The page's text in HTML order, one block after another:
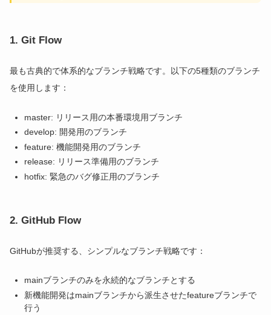
1. Git Flow
最も古典的で体系的なブランチ戦略です。以下の5種類のブランチ
を使用します：
master: リリース用の本番環境用ブランチ
develop: 開発用のブランチ
feature: 機能開発用のブランチ
release: リリース準備用のブランチ
hotfix: 緊急のバグ修正用のブランチ
2. GitHub Flow
GitHubが推奨する、シンプルなブランチ戦略です：
mainブランチのみを永続的なブランチとする
新機能開発はmainブランチから派生させたfeatureブランチで
行う